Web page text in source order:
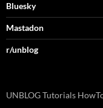
Bluesky
Mastadon
r/unblog
UNBLOG Tutorials